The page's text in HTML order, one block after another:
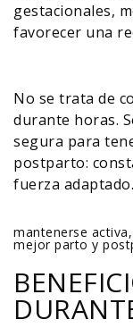
gestacionales,
favorecer una
No se trata de
durante horas.
segura para
postparto:
fuerza adaptado.
mantenerse
mejor parto y